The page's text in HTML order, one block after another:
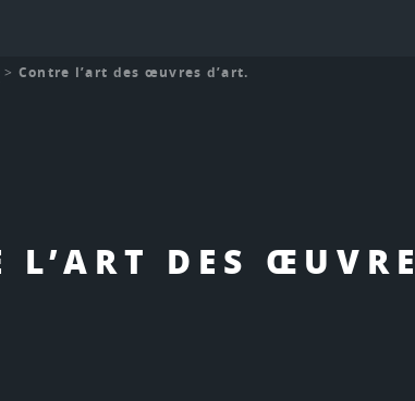
L’ART DES
> Contre l’art des œuvres d’art.